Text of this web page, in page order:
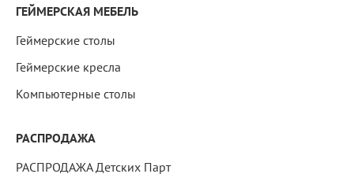
ГЕЙМЕРСКАЯ МЕБЕЛЬ
Геймерские столы
Геймерские кресла
Компьютерные столы
РАСПРОДАЖА
РАСПРОДАЖА Детских Парт